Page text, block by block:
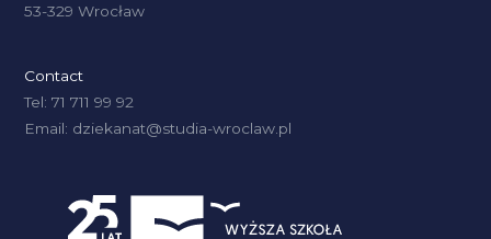
53-329 Wrocław
Contact
Tel: 71 711 99 92
Email: dziekanat@studia-wroclaw.pl